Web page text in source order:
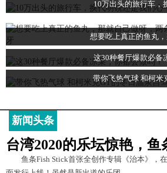
10万出头的旅行车，
想要吃上真正的鱼丸
这30种餐厅爆款必备
带你飞热气球 和柯米
新闻头条
台湾2020的乐坛惊艳，鱼
鱼条Fish Stick首张全创作专辑《治本》，